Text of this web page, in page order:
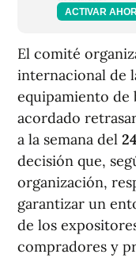
ACTIVAR
El comité
internacional de
equipamiento de
acordado
a la semana del
decisión que,
organización,
garantizar un
de los
compradores y